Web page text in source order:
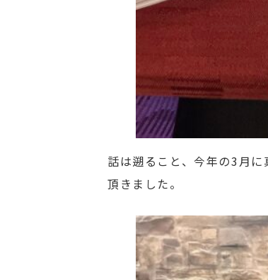
話は遡ること、今年の3月
頂きました。